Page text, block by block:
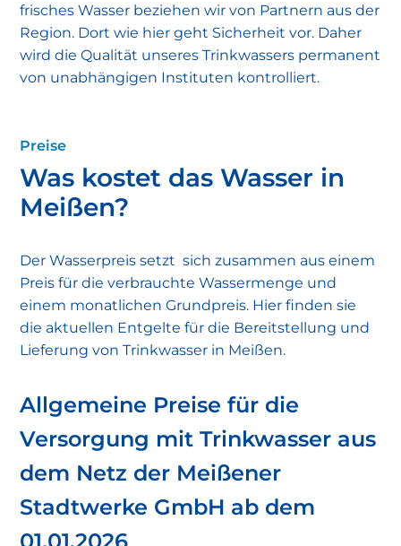
frisches Wasser beziehen wir von Partnern aus der
Region. Dort wie hier geht Sicherheit vor. Daher
wird die Qualität unseres Trinkwassers permanent
von unabhängigen Instituten kontrolliert.
Was kostet das Wasser in
Meißen?
Preise
Der Wasserpreis setzt sich zusammen aus einem
Preis für die verbrauchte Wassermenge und
einem monatlichen Grundpreis. Hier finden sie
die aktuellen Entgelte für die Bereitstellung und
Lieferung von Trinkwasser in Meißen.
Allgemeine Preise für die
Versorgung mit Trinkwasser aus
dem Netz der Meißener
Stadtwerke GmbH ab dem